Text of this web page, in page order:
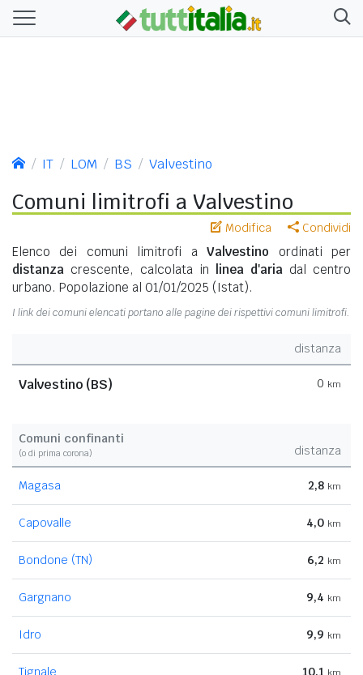
IT LOM BS Valvestino
Comuni limitrofi a Valvestino
Modifica Condividi
Elenco dei comuni limitrofi aValvestino ordinati per
distanza crescente, calcolata in linea d'aria dal centro
urbano. Popolazione al 01/01/2025 (Istat).
I link dei comuni elencati portano alle pagine dei rispettivi comuni limitrofi.
distanza
Valvestino (BS) 0 km
Comuni confinanti
(o di prima corona) distanza
Magasa 2,8 km
Capovalle 4,0 km
Bondone (TN) 6,2 km
Gargnano 9,4 km
Idro 9,9 km
Tignale 10,1 km